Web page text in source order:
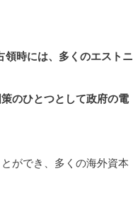
時には、多くのエストニ
のひとつとして政府の電
ができ、多くの海外資本